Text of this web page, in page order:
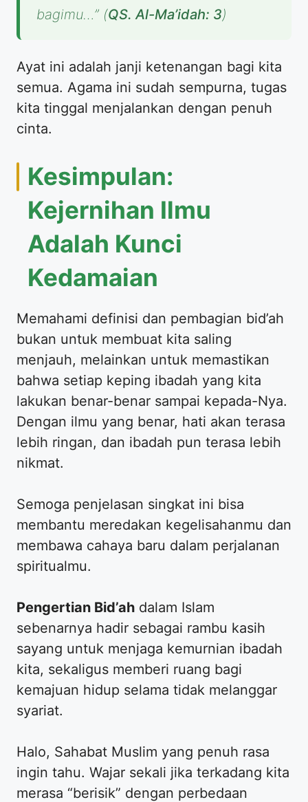
bagimu…” (QS. Al-Ma’idah: 3)
Ayat ini adalah janji ketenangan bagi kita
semua. Agama ini sudah sempurna, tugas
kita tinggal menjalankan dengan penuh
cinta.
Kesimpulan:
Kejernihan Ilmu
Adalah Kunci
Kedamaian
Memahami definisi dan pembagian bid’ah
bukan untuk membuat kita saling
menjauh, melainkan untuk memastikan
bahwa setiap keping ibadah yang kita
lakukan benar-benar sampai kepada-Nya.
Dengan ilmu yang benar, hati akan terasa
lebih ringan, dan ibadah pun terasa lebih
nikmat.
Semoga penjelasan singkat ini bisa
membantu meredakan kegelisahanmu dan
membawa cahaya baru dalam perjalanan
spiritualmu.
Pengertian Bid’ah dalam Islam
sebenarnya hadir sebagai rambu kasih
sayang untuk menjaga kemurnian ibadah
kita, sekaligus memberi ruang bagi
kemajuan hidup selama tidak melanggar
syariat.
Halo, Sahabat Muslim yang penuh rasa
ingin tahu. Wajar sekali jika terkadang kita
merasa “berisik” dengan perbedaan